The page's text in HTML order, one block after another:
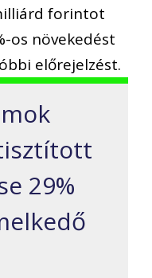
forintot
os növekedést
előrejelzést.
29%